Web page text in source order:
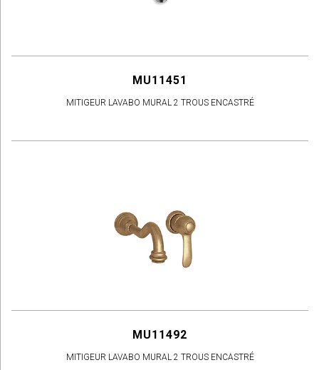
MU11451
MITIGEUR LAVABO MURAL 2 TROUS ENCASTRÉ
MU11492
MITIGEUR LAVABO MURAL 2 TROUS ENCASTRÉ